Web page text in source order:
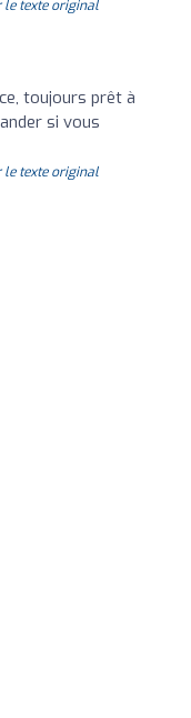
le texte original
toujours prêt à
si vous
le texte original